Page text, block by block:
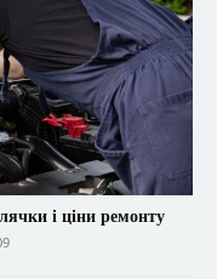
і ціни ремонту